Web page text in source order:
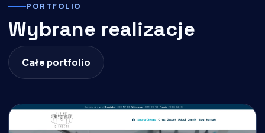
PORTFOLIO
Wybrane realizacje
Całe portfolio